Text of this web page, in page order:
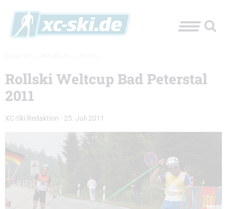
Rollski Weltcup Bad Peterstal
2011
XC-Ski Redaktion - 25. Juli 2011